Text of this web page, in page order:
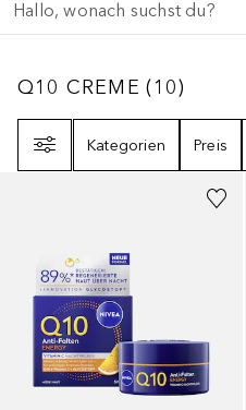
Q10 CREME 10
Q10 CREME (10)
Kategorien
Preis